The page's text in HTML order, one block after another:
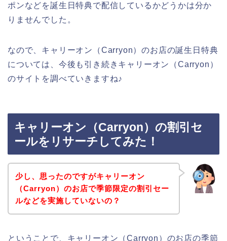
ポンなどを誕生日特典で配信しているかどうかは分か
りませんでした。
なので、キャリーオン（Carryon）のお店の誕生日特典
については、今後も引き続きキャリーオン（Carryon）
のサイトを調べていきますね♪
キャリーオン（Carryon）の割引セ
ールをリサーチしてみた！
少し、思ったのですがキャリーオン
（Carryon）のお店で季節限定の割引セー
ルなどを実施していないの？
ということで、キャリーオン（Carryon）のお店の季節